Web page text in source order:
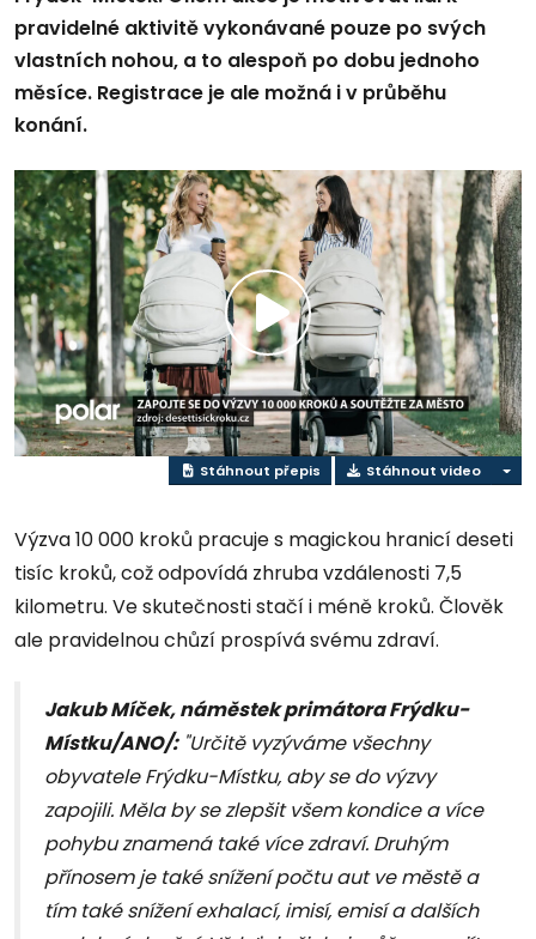
pravidelné aktivitě vykonávané pouze po svých
vlastních nohou, a to alespoň po dobu jednoho
měsíce. Registrace je ale možná i v průběhu
konání.
Play
Video
Stáhnout přepis Stáhnout video
Výzva 10 000 kroků pracuje s magickou hranicí deseti
tisíc kroků, což odpovídá zhruba vzdálenosti 7,5
kilometru. Ve skutečnosti stačí i méně kroků. Člověk
ale pravidelnou chůzí prospívá svému zdraví.
Jakub Míček, náměstek primátora Frýdku-
Místku/ANO/:"Určitě vyzýváme všechny
obyvatele Frýdku-Místku, aby se do výzvy
zapojili. Měla by se zlepšit všem kondice a více
pohybu znamená také více zdraví. Druhým
přínosem je také snížení počtu aut ve městě a
tím také snížení exhalací, imisí, emisí a dalších